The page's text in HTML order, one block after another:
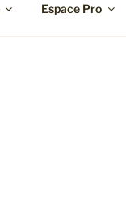
Espace Pro